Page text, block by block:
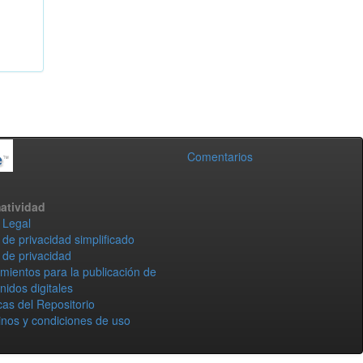
Comentarios
privacidad simplificado
privacidad
para la publicación de
digitales
del Repositorio
y condiciones de uso